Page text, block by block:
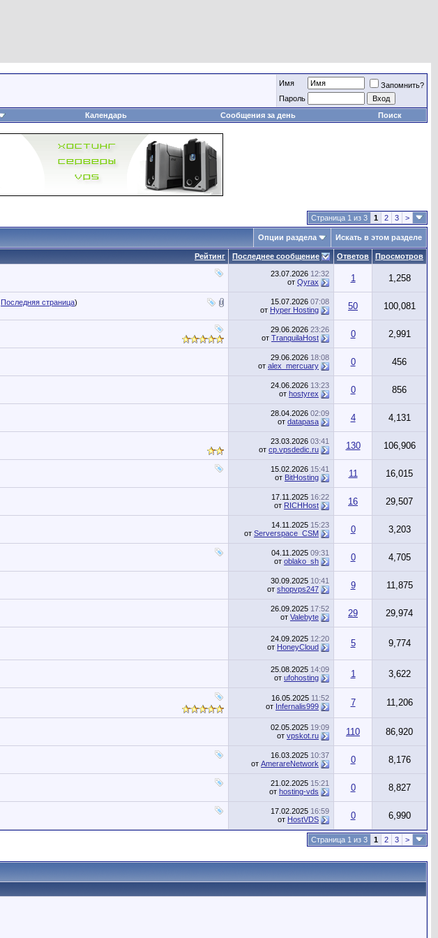
Имя
Запомнить?
Пароль
Календарь Сообщения за день Поиск
Страница 1 из 3 1 2 3 >
Опции раздела Искать в этом разделе
Рейтинг Последнее сообщение Ответов Просмотров
23.07.2026 12:32
от Qyrax 1 1,258
Последняя страница)
15.07.2026 07:08
от Hyper Hosting 50 100,081
29.06.2026 23:26
от TranquilaHost 0 2,991
29.06.2026 18:08
от alex_mercuary 0 456
24.06.2026 13:23
от hostyrex 0 856
28.04.2026 02:09
от datapasa 4 4,131
23.03.2026 03:41
от cp.vpsdedic.ru 130 106,906
15.02.2026 15:41
от BitHosting 11 16,015
17.11.2025 16:22
от RICHHost 16 29,507
14.11.2025 15:23
от Serverspace_CSM 0 3,203
04.11.2025 09:31
от oblako_sh 0 4,705
30.09.2025 10:41
от shopvps247 9 11,875
26.09.2025 17:52
от Valebyte 29 29,974
24.09.2025 12:20
от HoneyCloud 5 9,774
25.08.2025 14:09
от ufohosting 1 3,622
16.05.2025 11:52
от Infernalis999 7 11,206
02.05.2025 19:09
от vpskot.ru 110 86,920
16.03.2025 10:37
от AmerareNetwork 0 8,176
21.02.2025 15:21
от hosting-vds 0 8,827
17.02.2025 16:59
от HostVDS 0 6,990
Страница 1 из 3 1 2 3 >